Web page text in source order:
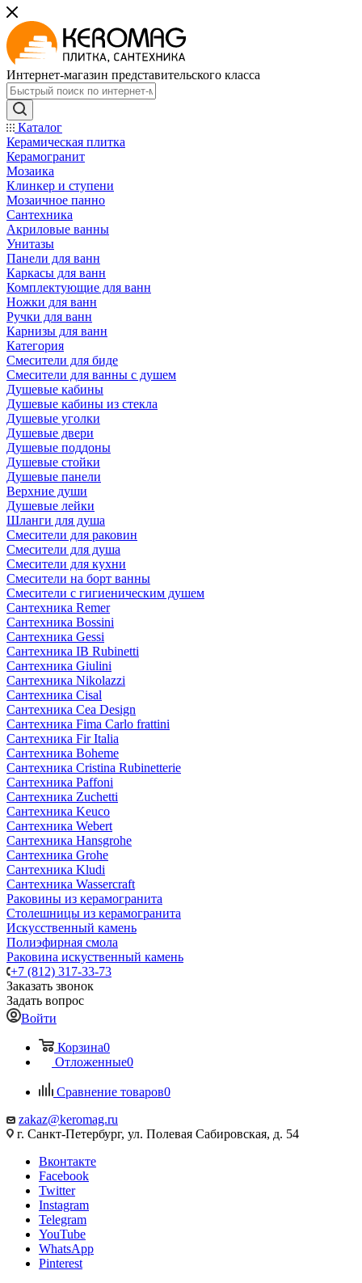
Интернет-магазин представительского класса
Каталог
Керамическая плитка
Керамогранит
Мозаика
Клинкер и ступени
Мозаичное панно
Сантехника
Акриловые ванны
Унитазы
Панели для ванн
Каркасы для ванн
Комплектующие для ванн
Ножки для ванн
Ручки для ванн
Карнизы для ванн
Категория
Смесители для биде
Смесители для ванны с душем
Душевые кабины
Душевые кабины из стекла
Душевые уголки
Душевые двери
Душевые поддоны
Душевые стойки
Душевые панели
Верхние души
Душевые лейки
Шланги для душа
Смесители для раковин
Смесители для душа
Смесители для кухни
Смесители на борт ванны
Смесители с гигиеническим душем
Сантехника Remer
Сантехника Bossini
Сантехника Gessi
Сантехника IB Rubinetti
Сантехника Giulini
Сантехника Nikolazzi
Сантехника Cisal
Сантехника Cea Design
Сантехника Fima Carlo frattini
Сантехника Fir Italia
Сантехника Boheme
Сантехника Cristina Rubinetterie
Сантехника Paffoni
Сантехника Zuchetti
Сантехника Keuco
Сантехника Webert
Сантехника Hansgrohe
Сантехника Grohe
Сантехника Kludi
Сантехника Wassercraft
Раковины из керамогранита
Столешницы из керамогранита
Искусственный камень
Полиэфирная смола
Раковина искуственный камень
+7 (812) 317-33-73
Заказать звонок
Задать вопрос
Войти
Корзина0
Отложенные0
Сравнение товаров0
zakaz@keromag.ru
г. Санкт-Петербург, ул. Полевая Сабировская, д. 54
Вконтакте
Facebook
Twitter
Instagram
Telegram
YouTube
WhatsApp
Pinterest